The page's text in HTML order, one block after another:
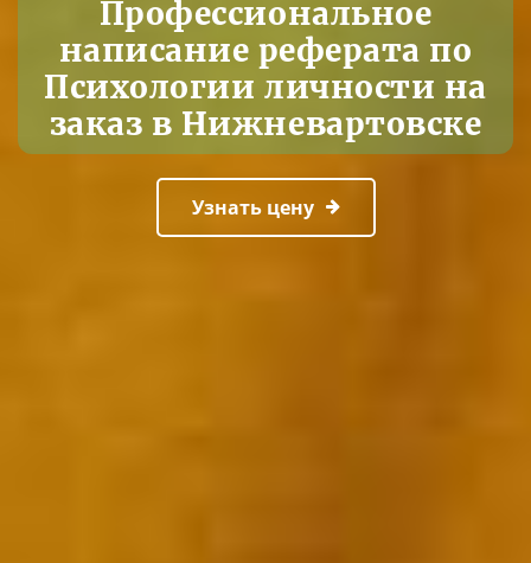
Профессиональное
написание реферата по
Психологии личности на
заказ в Нижневартовске
Узнать цену